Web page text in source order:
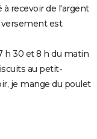
recevoir de l'argent
versement est
h 30 et 8 h du matin
au petit-
je mange du poulet